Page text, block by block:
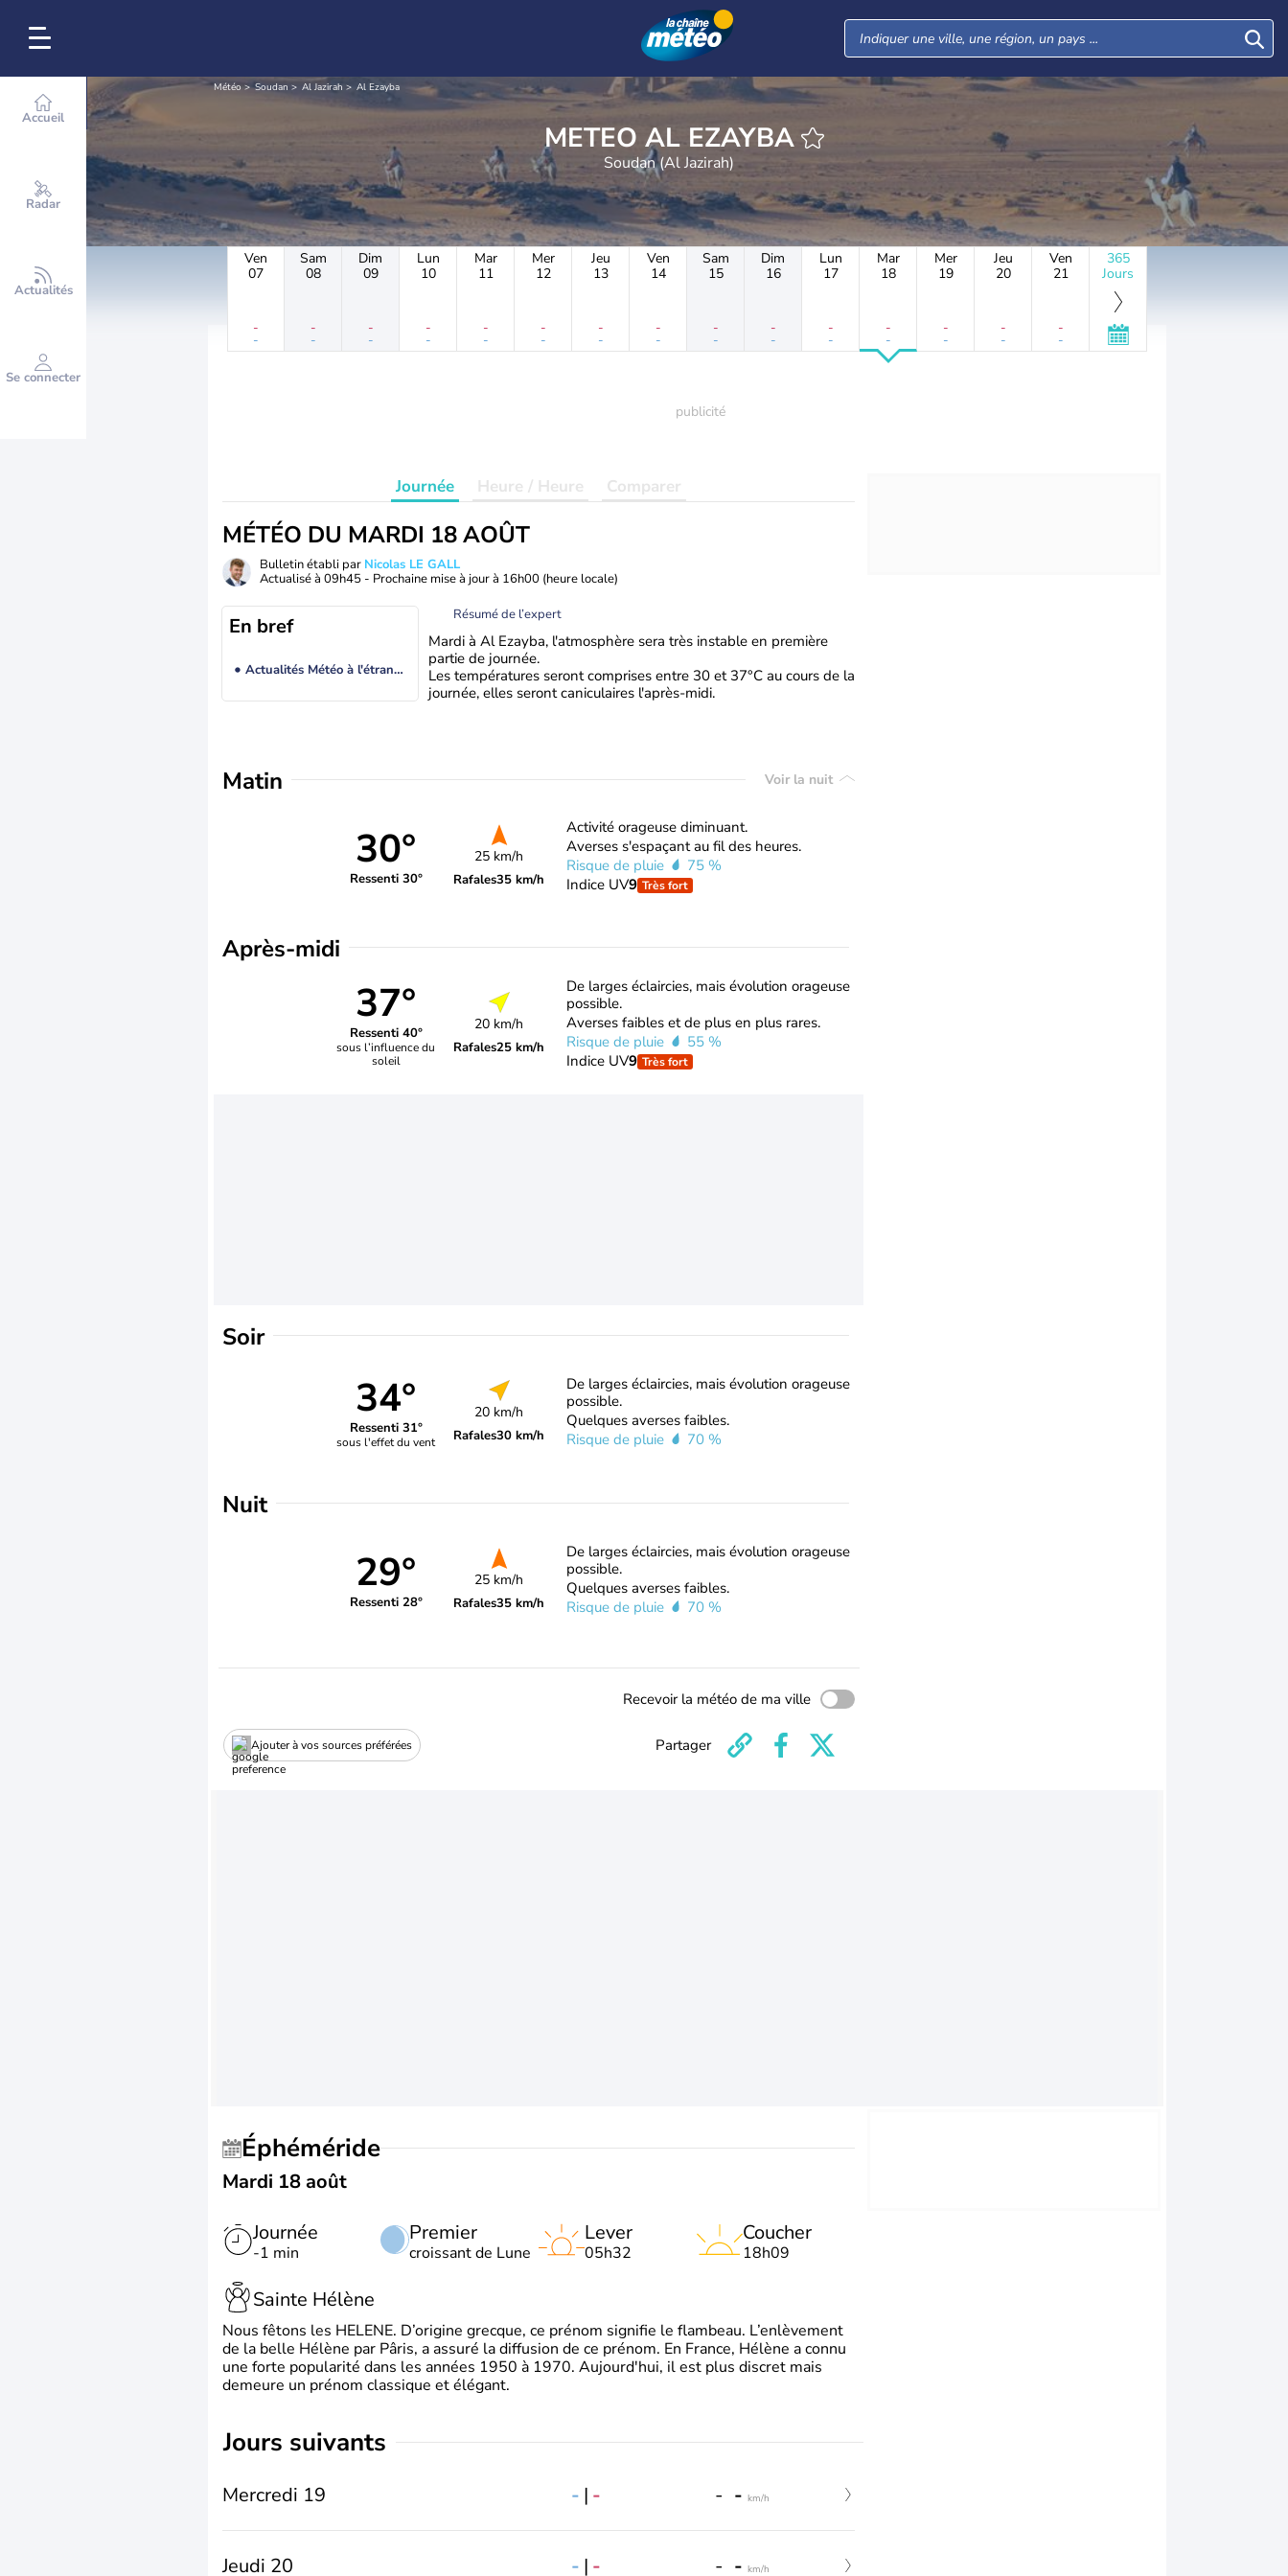
Accueil
Radar
Actualités
Se connecter
Météo Soudan Al Jazirah Al Ezayba
METEO AL EZAYBA
Soudan (Al Jazirah)
Ven
07
-
-
Sam
08
-
-
Dim
09
-
-
Lun
10
-
-
Mar
11
-
-
Mer
12
-
-
Jeu
13
-
-
Ven
14
-
-
Sam
15
-
-
Dim
16
-
-
Lun
17
-
-
Mar
18
-
-
Mer
19
-
-
Jeu
20
-
-
Ven
21
-
-
365
Jours
Journée Heure / Heure Comparer
MÉTÉO DU MARDI 18 AOÛT
Bulletin établi par Nicolas LE GALL
Actualisé à 09h45 - Prochaine mise à jour à 16h00 (heure locale)
En bref
Actualités Météo à l'étranger
Résumé de l’expert
Mardi à Al Ezayba, l'atmosphère sera très instable en première
partie de journée.
Les températures seront comprises entre 30 et 37°C au cours de la
journée, elles seront caniculaires l'après-midi.
Matin Voir la nuit
30°
Ressenti 30°
25 km/h
Rafales35 km/h
Activité orageuse diminuant.
Averses s'espaçant au fil des heures.
Risque de pluie
75 %
Indice UV9 Très fort
Après-midi
37°
Ressenti 40°
sous l’influence du
soleil
20 km/h
Rafales25 km/h
De larges éclaircies, mais évolution orageuse
possible.
Averses faibles et de plus en plus rares.
Risque de pluie
55 %
Indice UV9 Très fort
Soir
34°
Ressenti 31°
sous l'effet du vent
20 km/h
Rafales30 km/h
De larges éclaircies, mais évolution orageuse
possible.
Quelques averses faibles.
Risque de pluie
70 %
Nuit
29°
Ressenti 28°
25 km/h
Rafales35 km/h
De larges éclaircies, mais évolution orageuse
possible.
Quelques averses faibles.
Risque de pluie
70 %
Recevoir la météo de ma ville
Ajouter à vos sources préférées Partager
Éphéméride
Mardi 18 août
Journée
-1 min
Premier
croissant de Lune
Lever
05h32
Coucher
18h09
Sainte Hélène
Nous fêtons les HELENE. D’origine grecque, ce prénom signifie le flambeau. L’enlèvement
de la belle Hélène par Pâris, a assuré la diffusion de ce prénom. En France, Hélène a connu
une forte popularité dans les années 1950 à 1970. Aujourd'hui, il est plus discret mais
demeure un prénom classique et élégant.
jours suivants
Mercredi 19 - | - - - km/h
Jeudi 20 - | - - - km/h